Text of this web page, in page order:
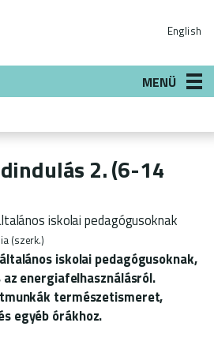
English
MENÜ
2. (6-14
iskolai pedagógusoknak
(szerk.)
iskolai pedagógusoknak,
energiafelhasználásról.
természetismeret,
egyéb órákhoz.